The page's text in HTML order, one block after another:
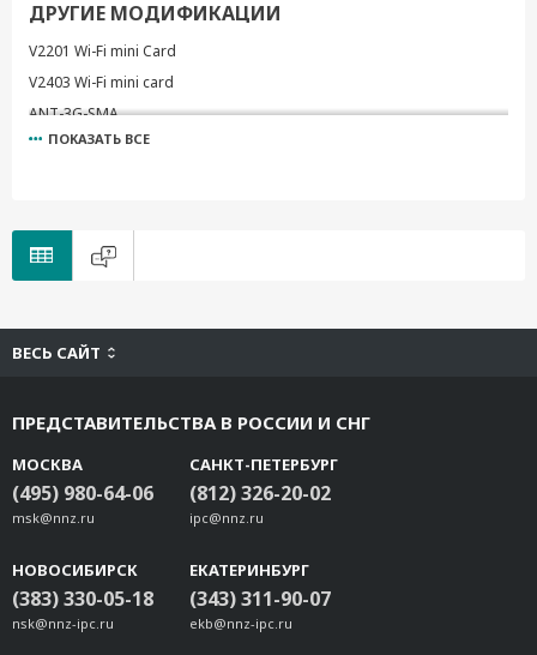
ДРУГИЕ МОДИФИКАЦИИ
V2201 Wi-Fi mini Card
V2403 Wi-Fi mini card
ANT-3G-SMA
V2400-LTECat4-NA
UC-8410A LTE-CAT4-EU
V2406C-LTECat4-EU
V2403C-LTECat4-EU
V3200-WLAN22-AC
V3200-WLAN22-AX
UC-4400A-LTE-CAT4-WW
UC-4400A-WLAN22-AX
V1200-LTECat4-GL
V1200-WLAN22-AX
ПОКАЗАТЬ ВСЕ
ВЕСЬ САЙТ
ПРЕДСТАВИТЕЛЬСТВА В РОССИИ И СНГ
МОСКВА
(495) 980-64-06
msk@nnz.ru
САНКТ-ПЕТЕРБУРГ
(812) 326-20-02
ipc@nnz.ru
НОВОСИБИРСК
(383) 330-05-18
nsk@nnz-ipc.ru
ЕКАТЕРИНБУРГ
(343) 311-90-07
ekb@nnz-ipc.ru